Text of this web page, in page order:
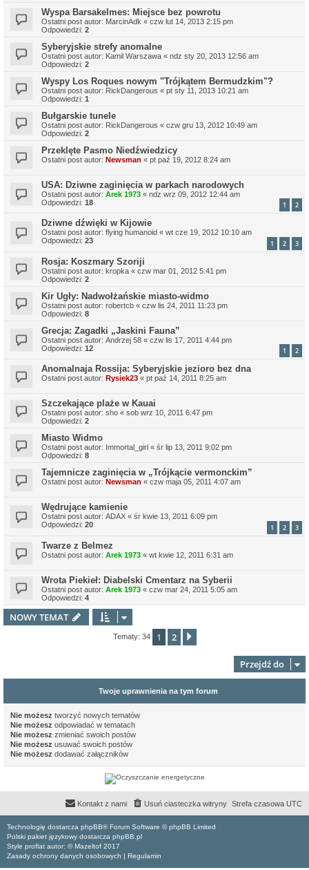
Wyspa Barsakelmes: Miejsce bez powrotu
Ostatni post autor: MarcinAdk « czw lut 14, 2013 2:15 pm
Odpowiedzi: 2
Syberyjskie strefy anomalne
Ostatni post autor: Kamil Warszawa « ndz sty 20, 2013 12:56 am
Odpowiedzi: 2
Wyspy Los Roques nowym "Trójkątem Bermudzkim"?
Ostatni post autor: RickDangerous « pt sty 11, 2013 10:21 am
Odpowiedzi: 1
Bułgarskie tunele
Ostatni post autor: RickDangerous « czw gru 13, 2012 10:49 am
Odpowiedzi: 2
Przeklęte Pasmo Niedźwiedzicy
Ostatni post autor: Newsman « pt paź 19, 2012 8:24 am
USA: Dziwne zaginięcia w parkach narodowych
Ostatni post autor: Arek 1973 « ndz wrz 09, 2012 12:44 am
Odpowiedzi: 18 1 2
Dziwne dźwięki w Kijowie
Ostatni post autor: flying humanoid « wt cze 19, 2012 10:10 am
Odpowiedzi: 23 1 2 3
Rosja: Koszmary Szoriji
Ostatni post autor: kropka « czw mar 01, 2012 5:41 pm
Odpowiedzi: 2
Kir Ugły: Nadwołżańskie miasto-widmo
Ostatni post autor: robertcb « czw lis 24, 2011 11:23 pm
Odpowiedzi: 8
Grecja: Zagadki „Jaskini Fauna”
Ostatni post autor: Andrzej 58 « czw lis 17, 2011 4:44 pm
Odpowiedzi: 12 1 2
Anomalnaja Rossija: Syberyjskie jezioro bez dna
Ostatni post autor: Rysiek23 « pt paź 14, 2011 8:25 am
Szczekające plaże w Kauai
Ostatni post autor: sho « sob wrz 10, 2011 6:47 pm
Odpowiedzi: 2
Miasto Widmo
Ostatni post autor: Immortal_girl « śr lip 13, 2011 9:02 pm
Odpowiedzi: 8
Tajemnicze zaginięcia w „Trójkącie vermonckim”
Ostatni post autor: Newsman « czw maja 05, 2011 4:07 am
Wędrujące kamienie
Ostatni post autor: ADAX « śr kwie 13, 2011 6:09 pm
Odpowiedzi: 20 1 2 3
Twarze z Belmez
Ostatni post autor: Arek 1973 « wt kwie 12, 2011 6:31 am
Wrota Piekieł: Diabelski Cmentarz na Syberii
Ostatni post autor: Arek 1973 « czw mar 24, 2011 5:05 am
Odpowiedzi: 4
NOWY TEMAT
Tematy: 34 1 2
Przejdź do
Twoje uprawnienia na tym forum
Nie możesz tworzyć nowych tematów
Nie możesz odpowiadać w tematach
Nie możesz zmieniać swoich postów
Nie możesz usuwać swoich postów
Nie możesz dodawać załączników
Strefa czasowa UTC
Usuń ciasteczka witryny
Kontakt z nami
Technologię dostarcza phpBB® Forum Software © phpBB Limited
Polski pakiet językowy dostarcza phpBB.pl
Style proflat autor: ©Mazeltof 2017
Zasady ochrony danych osobowych | Regulamin